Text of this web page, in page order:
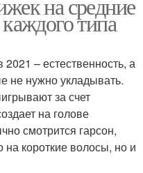
на средние
типа
– естественность, а
не нужно укладывать.
за счет
на голове
смотрится гарсон,
на короткие волосы, но и